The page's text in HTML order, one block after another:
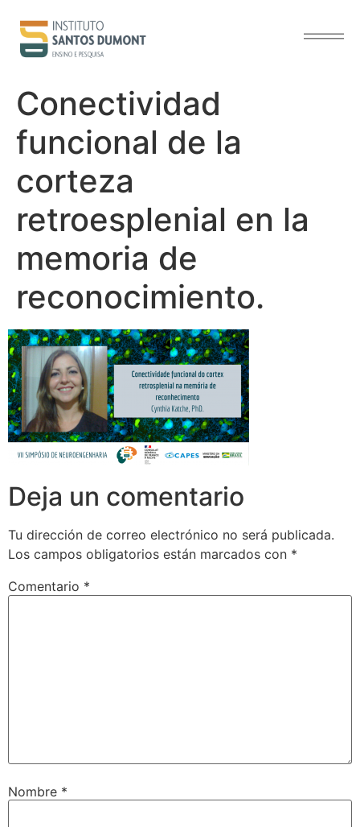
Conectividad
funcional de la
corteza
retroesplenial en la
memoria de
reconocimiento.
Deja un comentario
Tu dirección de correo electrónico no será publicada.
Los campos obligatorios están marcados con *
Comentario *
Nombre *